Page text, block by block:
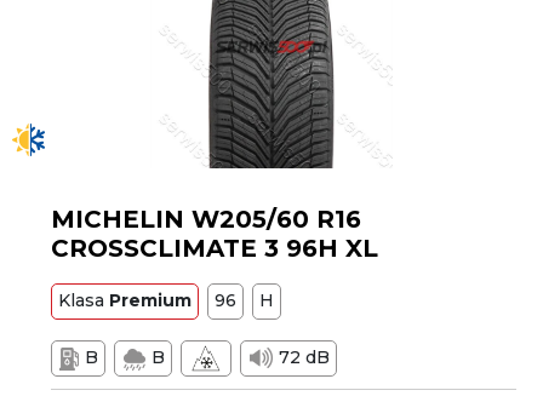
MICHELIN W205/60 R16
CROSSCLIMATE 3 96H XL
Klasa Premium 96 H
B B 72 dB